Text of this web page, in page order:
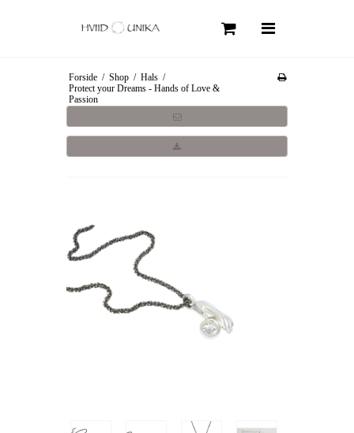
Information
Handelsbetingelser
Forside / Shop / Hals /
Protect your Dreams - Hands of Love &
Passion